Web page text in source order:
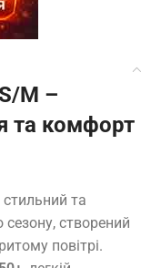
M –
та комфорт
та
сезону, створений
повітрі.